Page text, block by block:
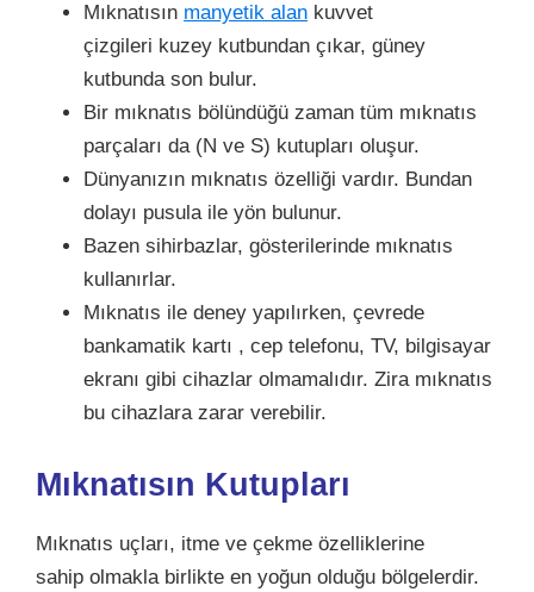
Mıknatısın manyetik alan kuvvet
çizgileri kuzey kutbundan çıkar, güney
kutbunda son bulur.
Bir mıknatıs bölündüğü zaman tüm mıknatıs
parçaları da (N ve S) kutupları oluşur.
Dünyanızın mıknatıs özelliği vardır. Bundan
dolayı pusula ile yön bulunur.
Bazen sihirbazlar, gösterilerinde mıknatıs
kullanırlar.
Mıknatıs ile deney yapılırken, çevrede
bankamatik kartı , cep telefonu, TV, bilgisayar
ekranı gibi cihazlar olmamalıdır. Zira mıknatıs
bu cihazlara zarar verebilir.
Mıknatısın Kutupları
Mıknatıs uçları, itme ve çekme özelliklerine
sahip olmakla birlikte en yoğun olduğu bölgelerdir.